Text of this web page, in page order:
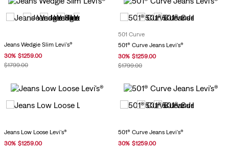
Jeans Wedgie Slim Levi's®
30% $1259.00
$1799.00
501 Curve
501® Curve Jeans Levi's®
30% $1259.00
$1799.00
Jeans Low Loose Levi's®
30% $1259.00
501® Curve Jeans Levi's®
30% $1259.00